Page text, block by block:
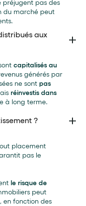
préjugent pas des
du marché peut
aux
capitalisés au
générés par
ne sont pas
réinvestis dans
à long terme.
?
placement
pas le
le risque de
peut
, en fonction des